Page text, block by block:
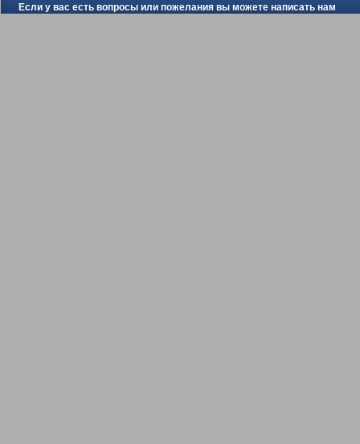
Если у вас есть вопросы или пожелания вы можетенаписать нам